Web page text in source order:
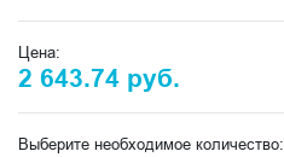
Цена:
2 643.74 руб.
Выберите необходимое количество: